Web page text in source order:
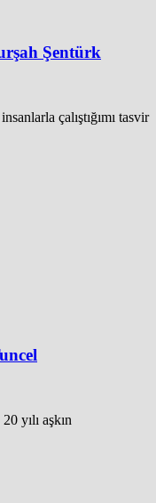
Şentürk
çalıştığımı tasvir
yılı aşkın